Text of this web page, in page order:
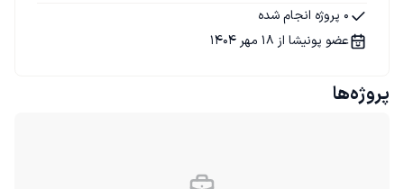
0 پروژه انجام شده
عضو پونیشا از 18 مهر 1404
پروژه‌ها